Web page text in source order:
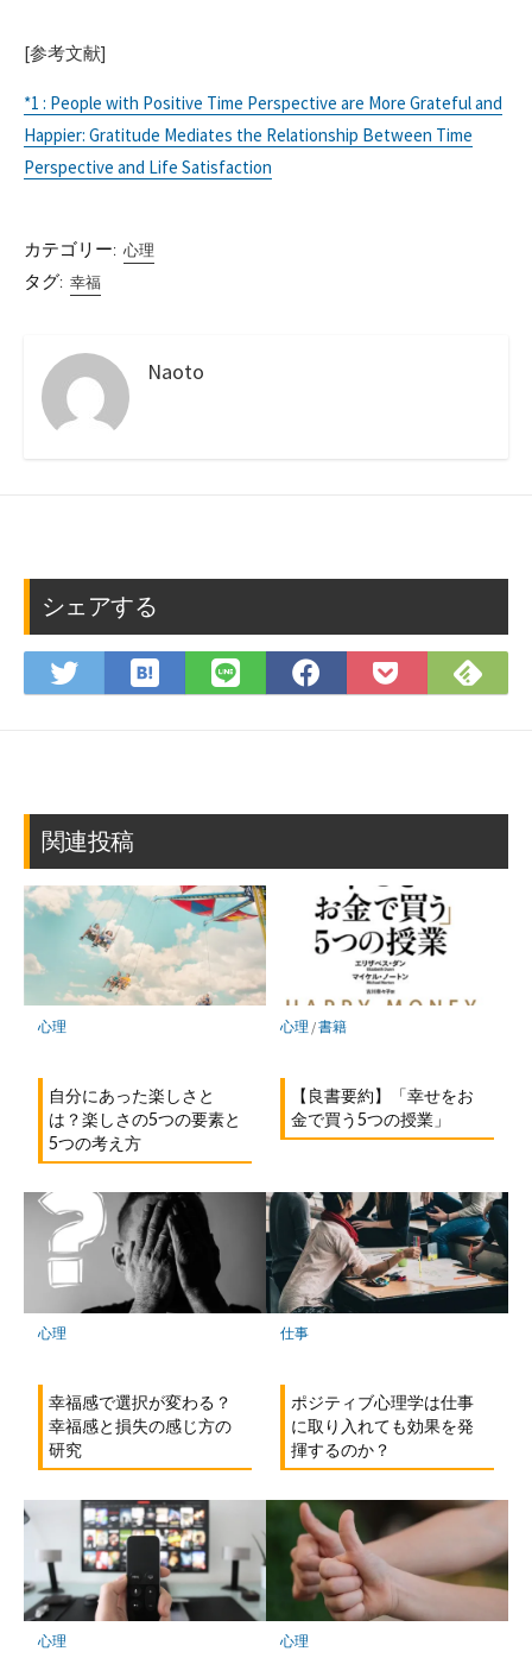
[参考文献]
*1 : People with Positive Time Perspective are More Grateful and
Happier: Gratitude Mediates the Relationship Between Time
Perspective and Life Satisfaction
カテゴリー: 心理
タグ: 幸福
Naoto
シェアする
Twitter
で
は
て
ク
ー
ク
に
保
存
LINE
で
Facebook
で
Pocket
に
で
関連投稿
心理
自分にあった楽しさと
は？楽しさの5つの要素と
5つの考え方
心理 /書籍
【良書要約】「幸せをお
金で買う5つの授業」
心理
幸福感で選択が変わる？
幸福感と損失の感じ方の
研究
仕事
ポジティブ心理学は仕事
に取り入れても効果を発
揮するのか？
心理 心理